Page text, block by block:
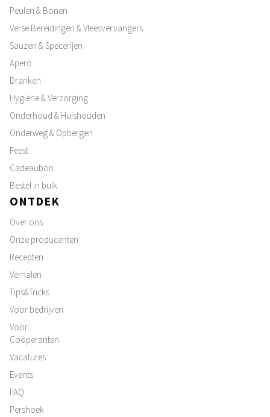
Peulen & Bonen
Verse Bereidingen & Vleesvervangers
Sauzen & Specerijen
Apero
Dranken
Hygiëne & Verzorging
Onderhoud & Huishouden
Onderweg & Opbergen
Feest
Cadeaubon
Bestel in bulk
ONTDEK
Over ons
Onze producenten
Recepten
Verhalen
Tips&Tricks
Voor bedrijven
Voor
Coöperanten
Vacatures
Events
FAQ
Pershoek